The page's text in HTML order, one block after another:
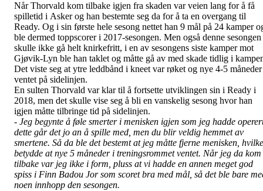
Når Thorvald kom tilbake igjen fra skaden var veien lang for å få
spilletid i Asker og han bestemte seg da for å ta en overgang til
Ready. Og i sin første hele sesong nettet han 9 mål på 24 kamper
ble dermed toppscorer i 2017-sesongen. Men også denne sesongen
skulle ikke gå helt knirkefritt, i en av sesongens siste kamper mot
Gjøvik-Lyn ble han taklet og måtte gå av med skade tidlig i
Det viste seg at ytre leddbånd i kneet var røket og nye 4-5 måneder
ventet på sidelinjen.
En sulten Thorvald var klar til å fortsette utviklingen sin i Ready i
2018, men det skulle vise seg å bli en vanskelig sesong hvor han
igjen måtte tilbringe tid på sidelinjen.
- Jeg begynte å føle smerter i menisken igjen som jeg hadde
dette går det jo an å spille med, men du blir veldig hemmet av
smertene. Så da ble det bestemt at jeg måtte fjerne menisken,
betydde at nye 5 måneder i treningsrommet ventet. Når jeg da kom
tilbake var jeg ikke i form, pluss at vi hadde en annen meget god
spiss i Finn Badou Jor som scoret bra med mål, så det ble bare
noen innhopp den sesongen.